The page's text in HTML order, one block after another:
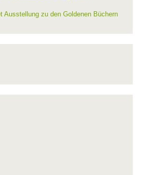
Ausstellung zu den Goldenen Büchern